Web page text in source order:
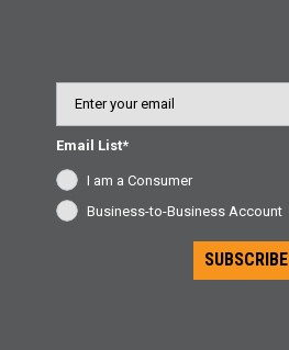
Email
Email List*
I am a Consumer
Business-to-Business Account
SUBSCRIBE